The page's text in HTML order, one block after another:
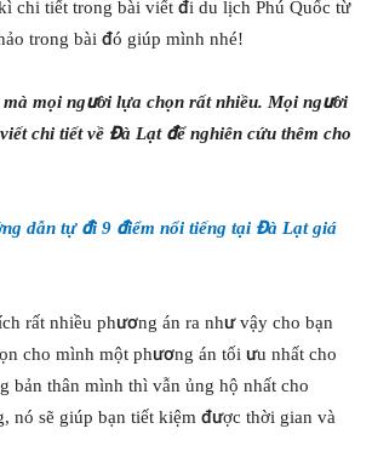
chi tiết trong bài viết đi du lịch Phú Quốc từ
trong bài đó giúp mình nhé!
mọi người lựa chọn rất nhiều. Mọi người
chi tiết về Đà Lạt để nghiên cứu thêm cho
dẫn tự đi 9 điểm nổi tiếng tại Đà Lạt giá
rất nhiều phương án ra như vậy cho bạn
cho mình một phương án tối ưu nhất cho
bản thân mình thì vẫn ủng hộ nhất cho
nó sẽ giúp bạn tiết kiệm được thời gian và